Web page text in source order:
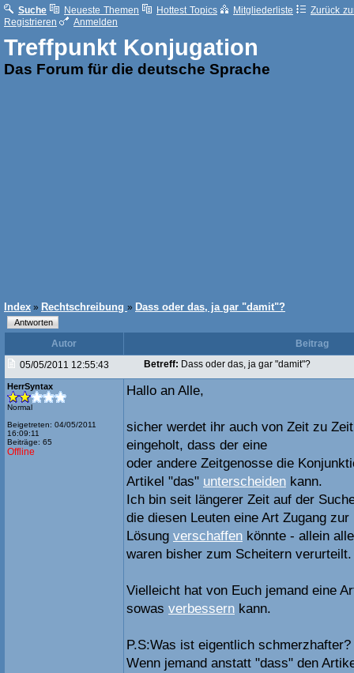
Suche Neueste Themen Hottest Topics Mitgliederliste
Zurück
Registrieren
Anmelden
Treffpunkt Konjugation
Das Forum für die deutsche Sprache
Index » Rechtschreibung » Dass oder das, ja gar "damit"?
Autor
Beitrag
05/05/2011 12:55:43
Betreff: Dass oder das, ja gar "damit"?
HerrSyntax
Normal
Beigetreten: 04/05/2011
16:09:11
Beiträge: 65
Offline
Hallo an Alle,
sicher werdet ihr auch von Zeit zu
eingeholt, dass der eine
oder andere Zeitgenosse die
Artikel "das" unterscheiden kann.
Ich bin seit längerer Zeit auf der
die diesen Leuten eine Art Zugang zur
Lösung verschaffen könnte - allein
waren bisher zum Scheitern verurteilt.
Vielleicht hat von Euch jemand eine
sowas verbessern kann.
P.S:Was ist eigentlich schmerzhafter?
Wenn jemand anstatt "dass" den